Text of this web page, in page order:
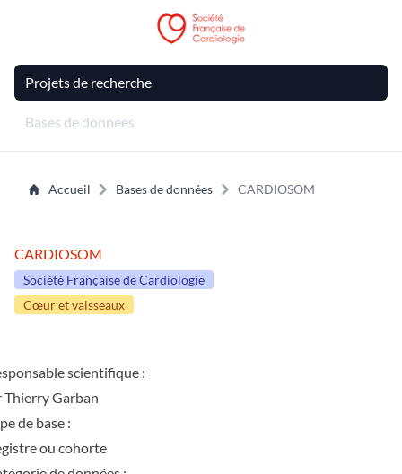
Projets de recherche
Bases de données
Accueil Bases de données CARDIOSOM
CARDIOSOM
Société Française de Cardiologie
Cœur et vaisseaux
scientifique :
Thierry Garban
de base :
ou cohorte